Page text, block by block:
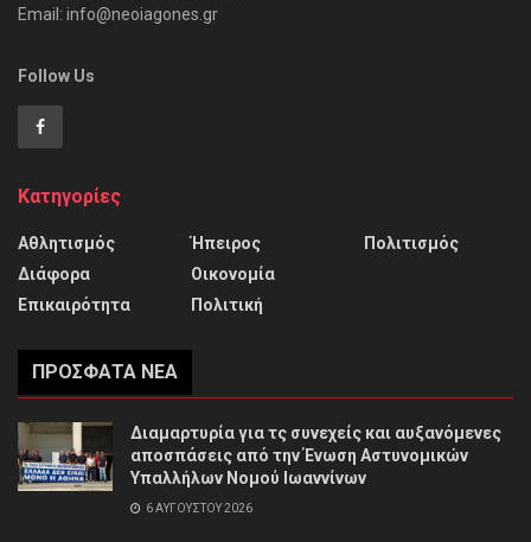
Email: info@neoiagones.gr
Follow Us
Κατηγορίες
Αθλητισμός
Διάφορα
Επικαιρότητα
Ήπειρος
Οικονομία
Πολιτική
Πολιτισμός
ΠΡΌΣΦΑΤΑ ΝΈΑ
Διαμαρτυρία για τς συνεχείς και αυξανόμενες
αποσπάσεις από την Ένωση Αστυνομικών
Υπαλλήλων Νομού Ιωαννίνων
6 ΑΥΓΟΎΣΤΟΥ 2026